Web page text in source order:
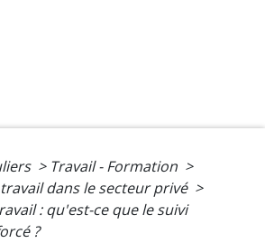
> Travail - Formation >
dans le secteur privé >
: qu'est-ce que le suivi
?